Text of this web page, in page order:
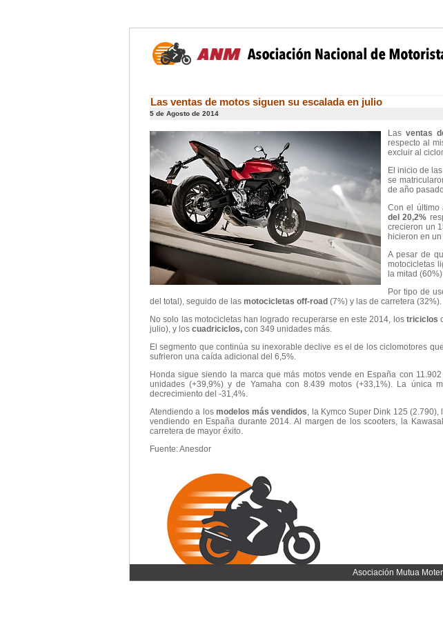
Las ventas de motos siguen su escalada en julio
5 de Agosto de 2014
Las ventas
respecto al
excluir al
El inicio de
se
de año
Con el último
del 20,2%
crecieron un
hicieron en
A pesar de
motocicletas
la mitad
Por tipo de
del total), seguido de las motocicletas off-road (7%) y las de carretera (32%).
No solo las motocicletas han logrado recuperarse en este 2014, los triciclos
julio), y los cuadriciclos, con 349 unidades más.
El segmento que continúa su inexorable declive es el de los ciclomotores
sufrieron una caída adicional del 6,5%.
Honda sigue siendo la marca que más motos vende en España con
unidades (+39,9%) y de Yamaha con 8.439 motos (+33,1%). La
decrecimiento del -31,4%.
Atendiendo a los modelos más vendidos, la Kymco Super Dink 125
vendiendo en España durante 2014. Al margen de los scooters, la
carretera de mayor éxito.
Fuente: Anesdor
Asociación Mutua